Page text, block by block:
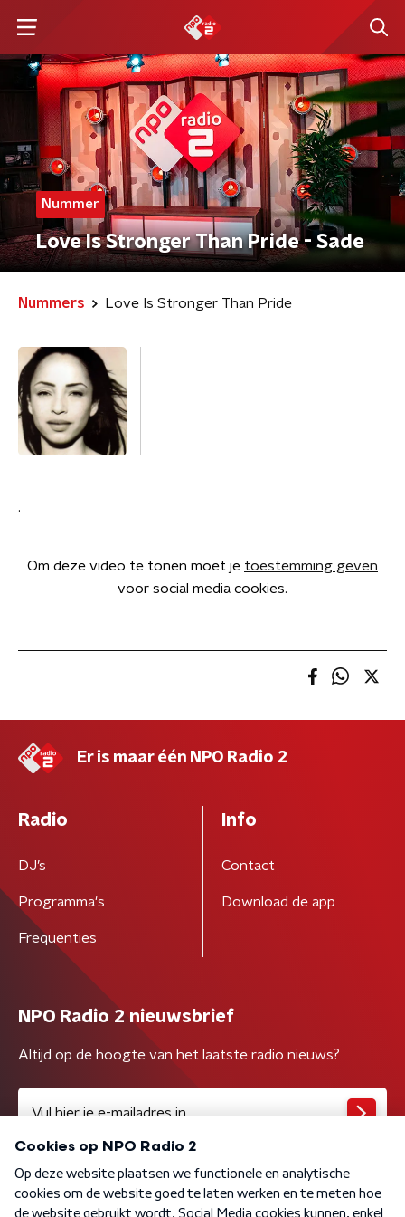
Nummer
Love Is Stronger Than Pride - Sade
Nummers Love Is Stronger Than Pride
.
Om deze video te tonen moet je toestemming geven
voor social media cookies.
Er is maar één NPO Radio 2
Radio
DJ’s
Programma's
Frequenties
Info
Contact
Download de app
NPO Radio 2 nieuwsbrief
Altijd op de hoogte van het laatste radio nieuws?